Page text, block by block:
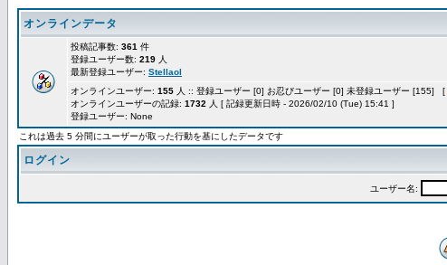
オンラインデータ
投稿記事数: 361 件
登録ユーザー数: 219 人
最新登録ユーザー: Stellaol
オンラインユーザー: 155 人 :: 登録ユーザー [0] お忍びユーザー [0] 未登録ユーザー [155] [
オンラインユーザーの記録: 1732 人 [ 記録更新日時 - 2026/02/10 (Tue) 15:41 ]
登録ユーザー: None
これは過去 5 分間にユーザーが取った行動を基にしたデータです
ログイン
ユーザー名: